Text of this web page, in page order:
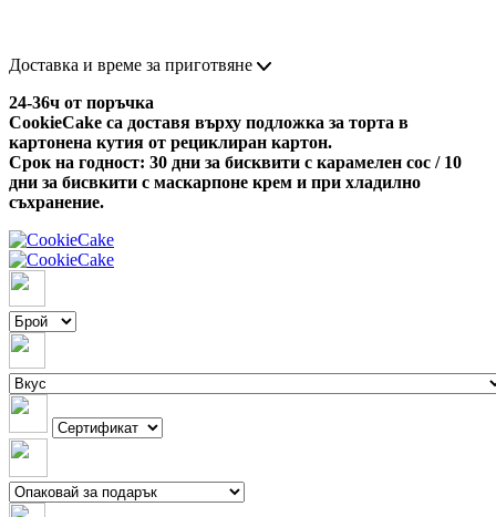
Доставка и време за приготвяне
24-36ч от поръчка
CookieCake са доставя върху подложка за торта в
картонена кутия от рециклиран картон.
Срок на годност: 30 дни за бисквити с карамелен сос / 10
дни за бисвкити с маскарпоне крем и при хладилно
съхранение.